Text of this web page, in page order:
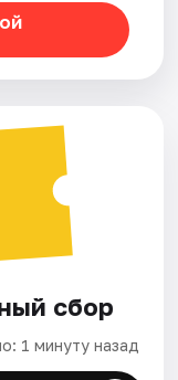
сбор
1 минуту назад